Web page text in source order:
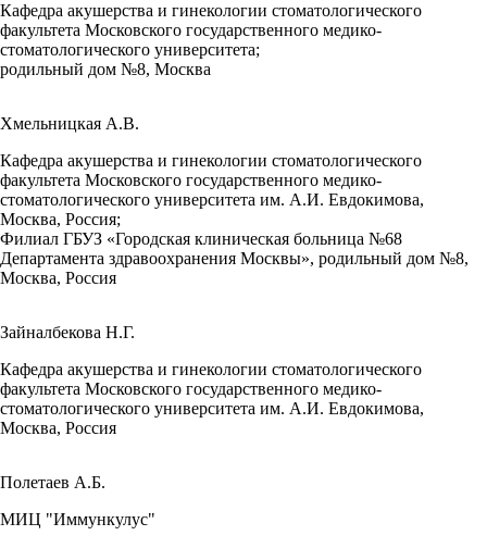
Кафедра акушерства и гинекологии стоматологического
факультета Московского государственного медико-
стоматологического университета;
родильный дом №8, Москва
Хмельницкая А.В.
Кафедра акушерства и гинекологии стоматологического
факультета Московского государственного медико-
стоматологического университета им. А.И. Евдокимова,
Москва, Россия;
Филиал ГБУЗ «Городская клиническая больница №68
Департамента здравоохранения Москвы», родильный дом №8,
Москва, Россия
Зайналбекова Н.Г.
Кафедра акушерства и гинекологии стоматологического
факультета Московского государственного медико-
стоматологического университета им. А.И. Евдокимова,
Москва, Россия
Полетаев А.Б.
МИЦ "Иммункулус"